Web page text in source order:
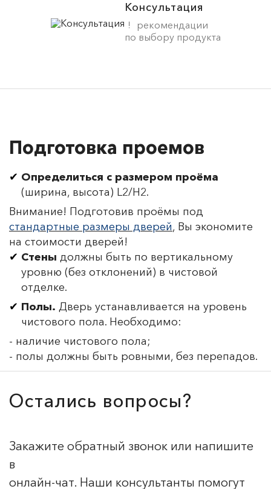
Консультация
рекомендации
по выбору продукта
Подготовка проемов
Определиться с размером проёма
(ширина, высота) L2/H2.
Внимание! Подготовив проёмы под
стандартные размеры дверей, Вы экономите
на стоимости дверей!
Стены должны быть по вертикальному
уровню (без отклонений) в чистовой
отделке.
Полы. Дверь устанавливается на уровень
чистового пола. Необходимо:
- наличие чистового пола;
- полы должны быть ровными, без перепадов.
Остались вопросы?
Закажите обратный звонок или напишите
в
онлайн-чат. Наши консультанты помогут